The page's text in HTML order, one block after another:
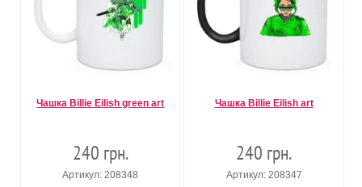
Чашка Billie Eilish green art
240 грн.
Артикул: 208348
Чашка Billie Eilish art
240 грн.
Артикул: 208347